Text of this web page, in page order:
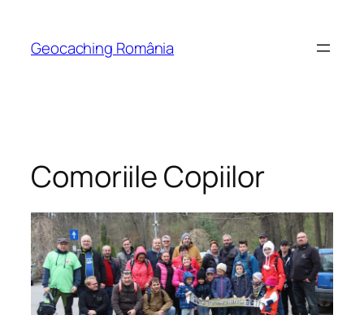
content
Geocaching România
Comoriile Copiilor